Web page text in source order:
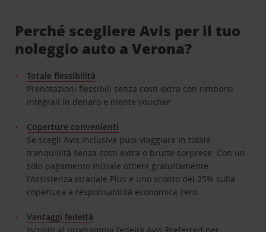
Perché scegliere Avis per il tuo
noleggio auto a Verona?
Totale flessibilità
Prenotazioni flessibili senza costi extra con rimborsi
integrali in denaro e niente voucher.
Coperture convenienti
Se scegli Avis Inclusive puoi viaggiare in totale
tranquillità senza costi extra o brutte sorprese. Con un
solo pagamento iniziale ottieni gratuitamente
l’Assistenza stradale Plus e uno sconto del 25% sulla
copertura a responsabilità economica zero.
Vantaggi fedeltà
Iscriviti al programma fedeltà Avis Preferred per